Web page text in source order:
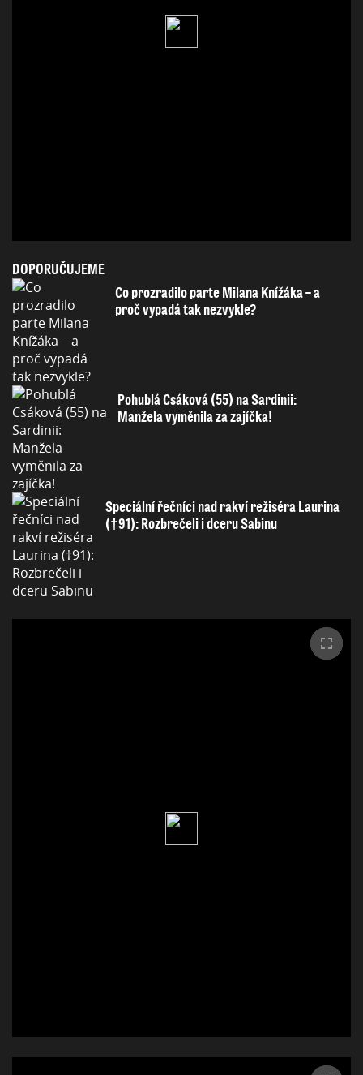
DOPORUČUJEME
Co prozradilo parte Milana Knížáka – a
proč vypadá tak nezvykle?
Pohublá Csáková (55) na Sardinii:
Manžela vyměnila za zajíčka!
Speciální řečníci nad rakví režiséra Laurina
(†91): Rozbrečeli i dceru Sabinu